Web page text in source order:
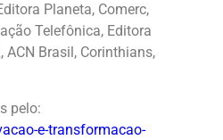
Planeta, Comerc,
Telefônica, Editora
ACN Brasil, Corinthians,
pelo:
e-transformacao-